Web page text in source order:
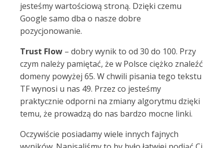
jesteśmy wartościową stroną. Dzięki czemu
Google samo dba o nasze dobre
pozycjonowanie.
Trust Flow – dobry wynik to od 30 do 100. Przy
czym należy pamiętać, że w Polsce ciężko znaleźć
domeny powyżej 65. W chwili pisania tego tekstu
TF wynosi u nas 49. Przez co jesteśmy
praktycznie odporni na zmiany algorytmu dzięki
temu, że prowadzą do nas bardzo mocne linki.
Oczywiście posiadamy wiele innych fajnych